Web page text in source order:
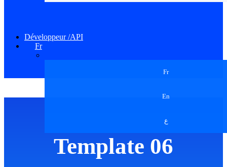
Développeur /API
Fr
Fr
En
ع
Template 06